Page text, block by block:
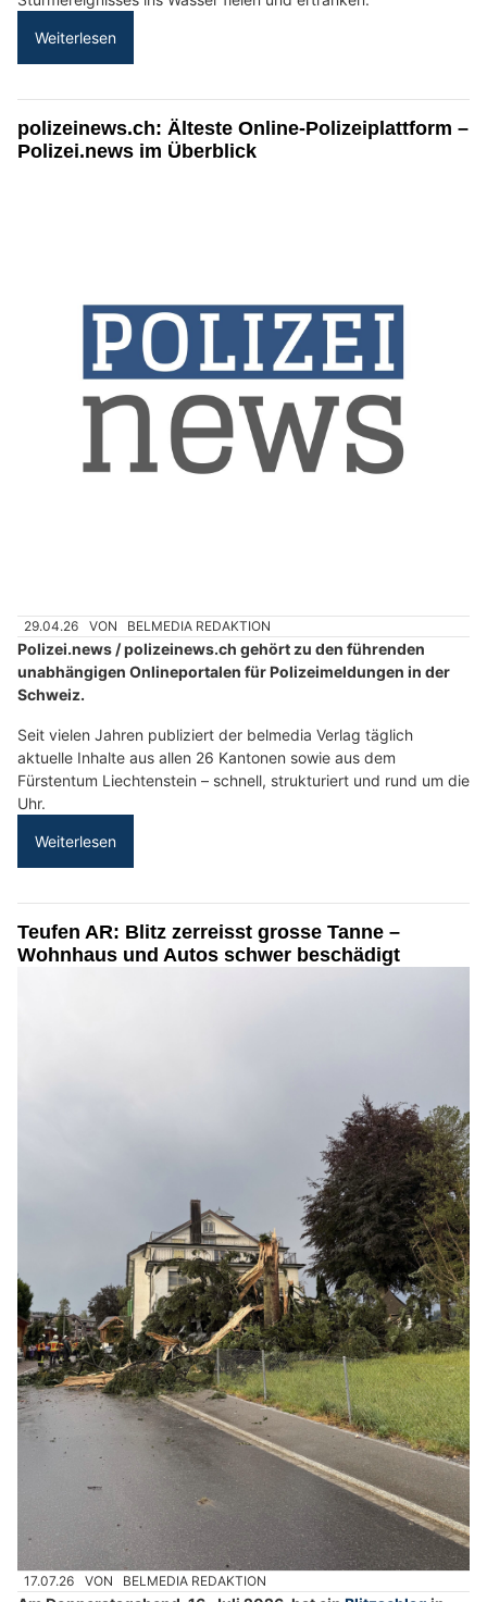
Weiterlesen
polizeinews.ch: Älteste Online-Polizeiplattform –
Polizei.news im Überblick
29.04.26 VON BELMEDIA REDAKTION
Polizei.news / polizeinews.ch gehört zu den führenden
unabhängigen Onlineportalen für Polizeimeldungen in der
Schweiz.
Seit vielen Jahren publiziert der belmedia Verlag täglich
aktuelle Inhalte aus allen 26 Kantonen sowie aus dem
Fürstentum Liechtenstein – schnell, strukturiert und rund um die
Uhr.
Weiterlesen
Teufen AR: Blitz zerreisst grosse Tanne –
Wohnhaus und Autos schwer beschädigt
17.07.26 VON BELMEDIA REDAKTION